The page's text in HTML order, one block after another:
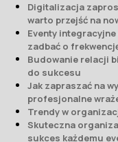
Digitalizacja
warto przejść na
Eventy
zadbać o
Budowanie relacji
do sukcesu
Jak zapraszać na
profesjonalne
Trendy w
Skuteczna
sukces każdemu